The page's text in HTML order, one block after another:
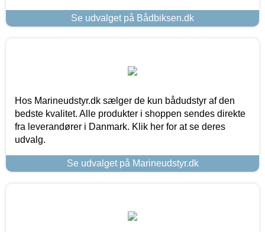
Se udvalget på Bådbiksen.dk
Hos Marineudstyr.dk sælger de kun bådudstyr af den
bedste kvalitet. Alle produkter i shoppen sendes direkte
fra leverandører i Danmark. Klik her for at se deres
udvalg.
Se udvalget på Marineudstyr.dk